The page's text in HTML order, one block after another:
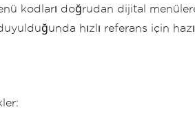
kodları doğrudan dijital
hızlı referans için